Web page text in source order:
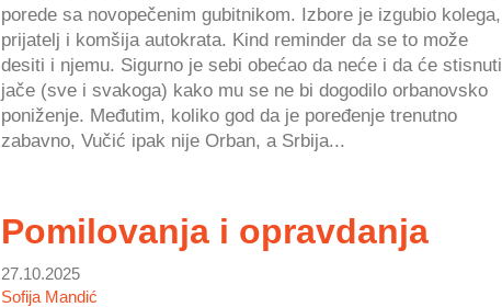
porede sa novopečenim gubitnikom. Izbore je izgubio kolega,
prijatelj i komšija autokrata. Kind reminder da se to može
desiti i njemu. Sigurno je sebi obećao da neće i da će stisnuti
jače (sve i svakoga) kako mu se ne bi dogodilo orbanovsko
poniženje. Međutim, koliko god da je poređenje trenutno
zabavno, Vučić ipak nije Orban, a Srbija...
Pomilovanja i opravdanja
27.10.2025
Sofija Mandić